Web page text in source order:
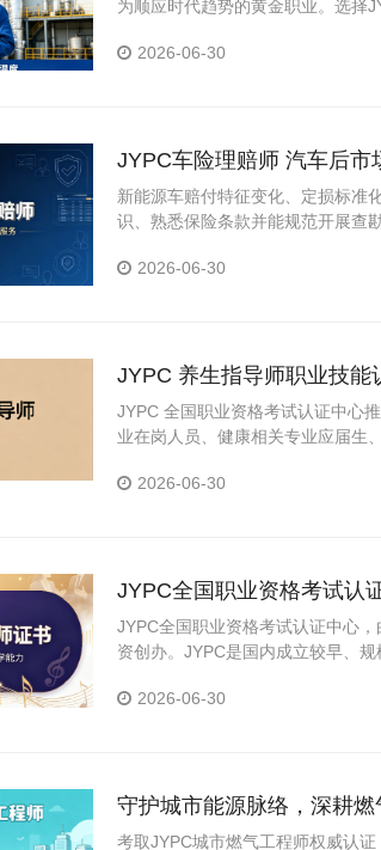
为顺应时代趋势的黄金职业。选择
2026-06-30
JYPC车险理赔师 汽车后市
新能源车赔付特征变化、定损标准
识、熟悉保险条款并能规范开展查
2026-06-30
JYPC 养生指导师职业技能
JYPC 全国职业资格考试认证中心
业在岗人员、健康相关专业应届生
2026-06-30
JYPC全国职业资格考试认
JYPC全国职业资格考试认证中心
资创办。JYPC是国内成立较早、
2026-06-30
守护城市能源脉络，深耕
考取JYPC城市燃气工程师权威认